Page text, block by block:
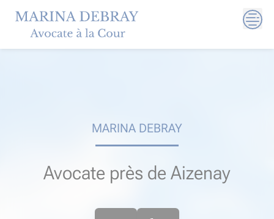
content
MARINA DEBRAY
Avocate près de Aizenay